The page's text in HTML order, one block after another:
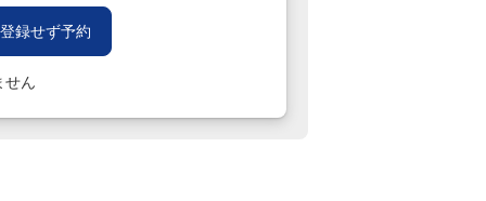
録せず予約
せん